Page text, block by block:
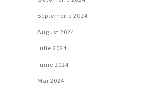
Septembrie 2024
August 2024
Iulie 2024
Iunie 2024
Mai 2024